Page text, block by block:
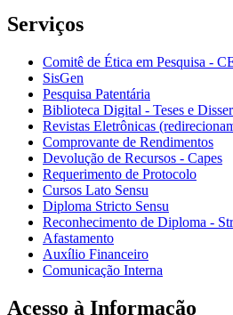
Serviços
Comitê de Ética em Pesquisa -
SisGen
Pesquisa Patentária
Biblioteca Digital - Teses e
Revistas Eletrônicas
Comprovante de Rendimentos
Devolução de Recursos - Capes
Requerimento de Protocolo
Cursos Lato Sensu
Diploma Stricto Sensu
Reconhecimento de Diploma -
Afastamento
Auxílio Financeiro
Comunicação Interna
Acesso à Informação